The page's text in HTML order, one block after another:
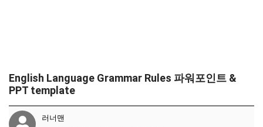
English Language Grammar Rules 파워포인트 &
PPT template
러너맨